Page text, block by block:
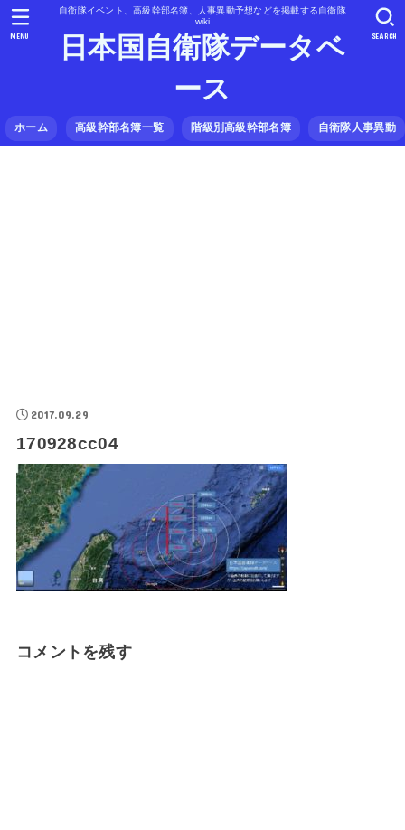
自衛隊イベント、高級幹部名簿、人事異動予想などを掲載する自衛隊
wiki
日本国自衛隊データベ
ース
ホーム 高級幹部名簿一覧 階級別高級幹部名簿 自衛隊人事異動
SEARCH
MENU
2017.09.29
170928cc04
コメントを残す